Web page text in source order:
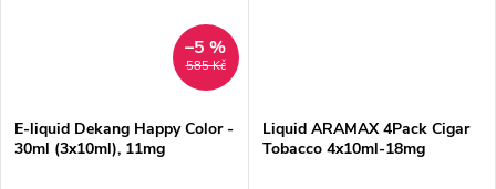
585 Kč
–5 %
E-liquid Dekang Happy Color -
30ml (3x10ml), 11mg
Liquid ARAMAX 4Pack Cigar
Tobacco 4x10ml-18mg